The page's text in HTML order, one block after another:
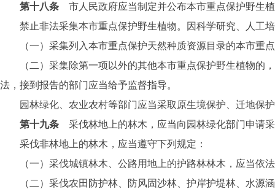
第十八条 市人民政府应当制定并公布本市重点保护野生
禁止非法采集本市重点保护野生植物。因科学研究、人工
（一）采集列入本市重点保护天然种质资源目录的本市重
（二）采集除第一项以外的其他本市重点保护野生植物的，
法，接到报告的部门应当给予监督指导。
园林绿化、农业农村等部门应当采取原生境保护、迁地保护
第十九条 采伐林地上的林木，应当向园林绿化部门申请
采伐非林地上的林木，应当遵守下列规定：
（一）采伐城镇林木、公路用地上的护路林林木，应当依
（二）采伐农田防护林、防风固沙林、护岸护堤林、水源涵